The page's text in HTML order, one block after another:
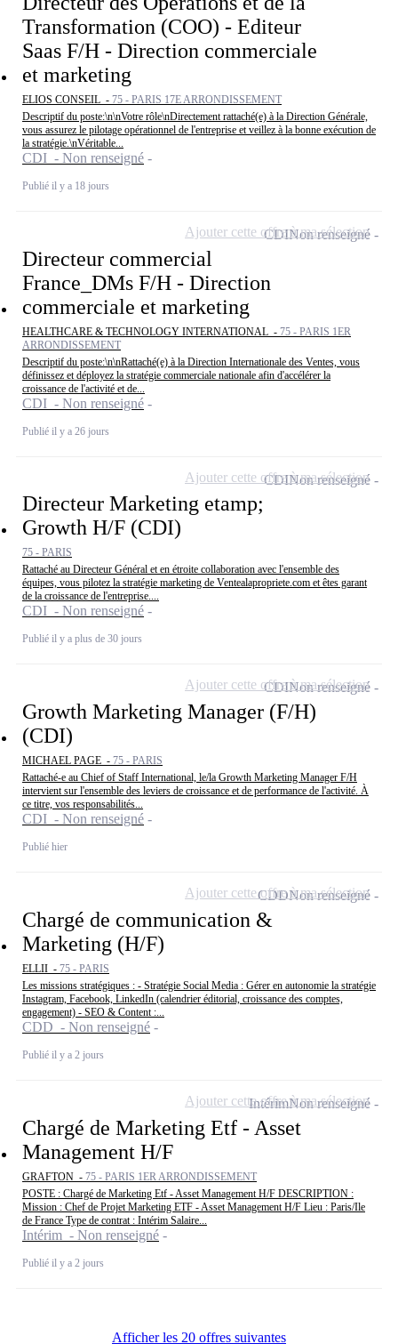
Transformation (COO) - Editeur
Saas F/H - Direction commerciale
et marketing
ELIOS CONSEIL - 75 - PARIS 17E ARRONDISSEMENT
Descriptif du poste:\n\nVotre rôle\nDirectement rattaché(e) à la Direction Générale,
vous assurez le pilotage opérationnel de l'entreprise et veillez à la bonne exécution de
la stratégie.\nVéritable...
CDI - Non renseigné
Publié il y a 18 jours
Directeur commercial
France_DMs F/H - Direction
commerciale et marketing
HEALTHCARE & TECHNOLOGY INTERNATIONAL - 75 - PARIS 1ER
ARRONDISSEMENT
Descriptif du poste:\n\nRattaché(e) à la Direction Internationale des Ventes, vous
définissez et déployez la stratégie commerciale nationale afin d'accélérer la
croissance de l'activité et de...
CDI - Non renseigné
Publié il y a 26 jours
CDINon renseigné
Ajouter cette offre à ma sélection
Directeur Marketing etamp;
Growth H/F (CDI)
75 - PARIS
Rattaché au Directeur Général et en étroite collaboration avec l'ensemble des
équipes, vous pilotez la stratégie marketing de Ventealapropriete.com et êtes garant
de la croissance de l'entreprise....
CDI - Non renseigné
Publié il y a plus de 30 jours
CDINon renseigné
Ajouter cette offre à ma sélection
Growth Marketing Manager (F/H)
(CDI)
MICHAEL PAGE - 75 - PARIS
Rattaché-e au Chief of Staff International, le/la Growth Marketing Manager F/H
intervient sur l'ensemble des leviers de croissance et de performance de l'activité. À
ce titre, vos responsabilités...
CDI - Non renseigné
Publié hier
CDINon renseigné
Ajouter cette offre à ma sélection
Chargé de communication &
Marketing (H/F)
ELLII - 75 - PARIS
Les missions stratégiques : - Stratégie Social Media : Gérer en autonomie la stratégie
Instagram, Facebook, LinkedIn (calendrier éditorial, croissance des comptes,
engagement) - SEO & Content :...
CDD - Non renseigné
Publié il y a 2 jours
CDDNon renseigné
Ajouter cette offre à ma sélection
Chargé de Marketing Etf - Asset
Management H/F
GRAFTON - 75 - PARIS 1ER ARRONDISSEMENT
POSTE : Chargé de Marketing Etf - Asset Management H/F DESCRIPTION :
Mission : Chef de Projet Marketing ETF - Asset Management H/F Lieu : Paris/Ile
de France Type de contrat : Intérim Salaire...
Intérim - Non renseigné
Publié il y a 2 jours
IntérimNon renseigné
Ajouter cette offre à ma sélection
Afficher les 20 offres suivantes